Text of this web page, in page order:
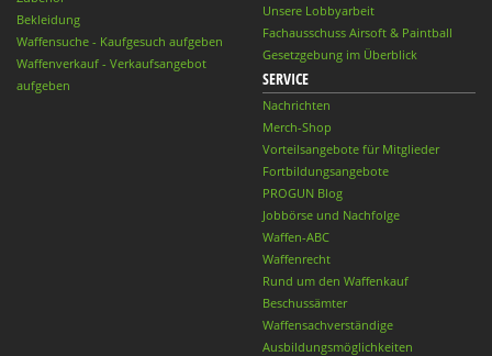
Bekleidung
Waffensuche - Kaufgesuch aufgeben
Waffenverkauf - Verkaufsangebot
aufgeben
Unsere Lobbyarbeit
Fachausschuss Airsoft & Paintball
Gesetzgebung im Überblick
SERVICE
Nachrichten
Merch-Shop
Vorteilsangebote für Mitglieder
Fortbildungsangebote
PROGUN Blog
Jobbörse und Nachfolge
Waffen-ABC
Waffenrecht
Rund um den Waffenkauf
Beschussämter
Waffensachverständige
Ausbildungsmöglichkeiten